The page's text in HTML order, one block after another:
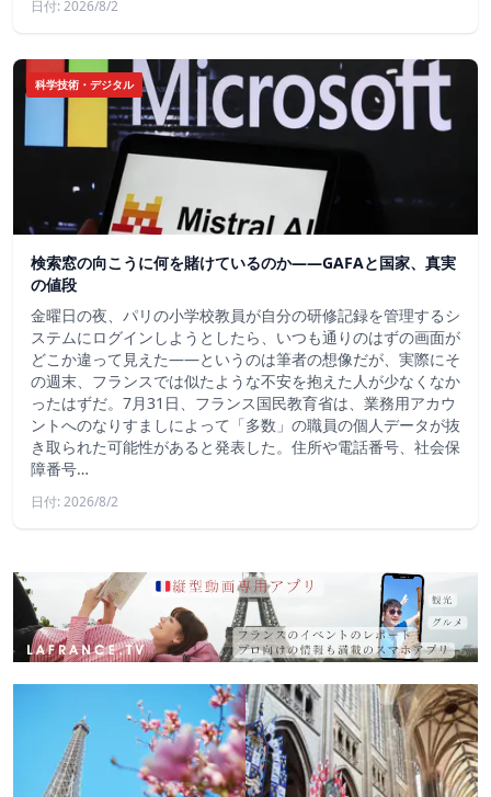
日付: 2026/8/2
科学技術・デジタル
検索窓の向こうに何を賭けているのか——GAFAと国家、真実
の値段
金曜日の夜、パリの小学校教員が自分の研修記録を管理するシ
ステムにログインしようとしたら、いつも通りのはずの画面が
どこか違って見えた——というのは筆者の想像だが、実際にそ
の週末、フランスでは似たような不安を抱えた人が少なくなか
ったはずだ。7月31日、フランス国民教育省は、業務用アカウ
ントへのなりすましによって「多数」の職員の個人データが抜
き取られた可能性があると発表した。住所や電話番号、社会保
障番号…
日付: 2026/8/2